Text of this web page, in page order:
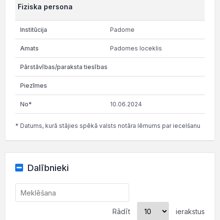
Fiziska persona
Padome
Padomes loceklis
10.06.2024
* Datums, kurā stājies spēkā valsts notāra lēmums par iecelšanu
Dalībnieki
Rādīt ierakstus